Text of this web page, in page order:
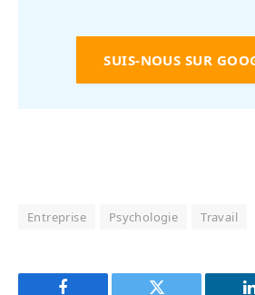
SUIS-NOUS SUR
Entreprise Psychologie Travail